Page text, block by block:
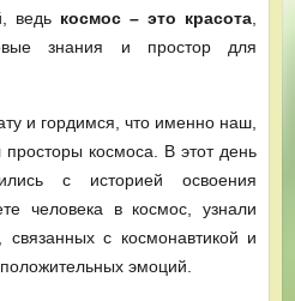
ведь космос –это красота
знания и простор для
что именно наш,
просторы космоса. В этот день
с историей освоения
человека в космос, узнали
с космонавтикой и
эмоций.